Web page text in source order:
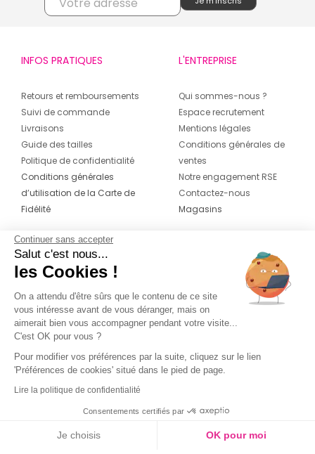
INFOS PRATIQUES
Retours et remboursements
Suivi de commande
Livraisons
Guide des tailles
Politique de confidentialité
Conditions générales
d’utilisation de la Carte de
Fidélité
L'ENTREPRISE
Qui sommes-nous ?
Espace recrutement
Mentions légales
Conditions générales de
ventes
Notre engagement RSE
Contactez-nous
Magasins
CONTACT
04 42 20 78 42
Du lundi au jeudi de 8h30 à 16h30 & le
vendredi de 8h30 à 15h30
Continuer sans accepter
Salut c'est nous...
les Cookies !
On a attendu d'être sûrs que le contenu de ce site
vous intéresse avant de vous déranger, mais on
aimerait bien vous accompagner pendant votre visite...
C'est OK pour vous ?
Pour modifier vos préférences par la suite, cliquez sur le lien
'Préférences de cookies' situé dans le pied de page.
Lire la politique de confidentialité
Consentements certifiés par
Je choisis OK pour moi